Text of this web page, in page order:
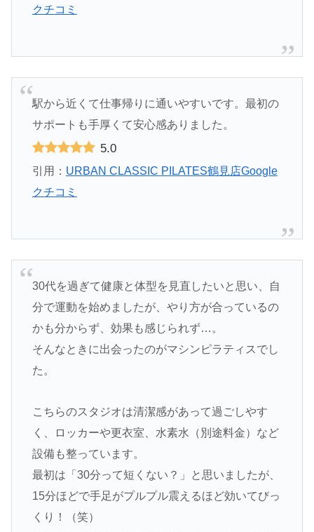
クチコミ
駅から近くて仕事帰りに通いやすいです。最初の
サポートも手厚くて安心感ありました。
5.0
引用： URBAN CLASSIC PILATES鶴見店Google
クチコミ
30代を過ぎて健康と体型を見直したいと思い、自
分で運動を始めましたが、やり方が合っているの
かも分からず、効果も感じられず…。
そんなときに出会ったのがマシンピラティスでし
た。
こちらのスタジオは清潔感があって過ごしやす
く、ロッカーや更衣室、水素水（別途料金）など
設備も整っています。
最初は「30分って短くない？」と思いましたが、
15分ほどで手足がプルプル震えるほど効いてびっ
くり！（笑）